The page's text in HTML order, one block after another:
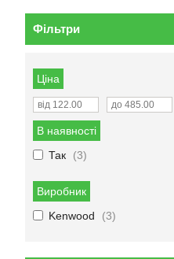
Фільтри
Ціна
В наявності
Так
3
Виробник
Kenwood
3